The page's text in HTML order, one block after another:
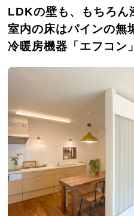
LDKの壁も、もちろん
室内の床はパインの無
冷暖房機器「エフコン